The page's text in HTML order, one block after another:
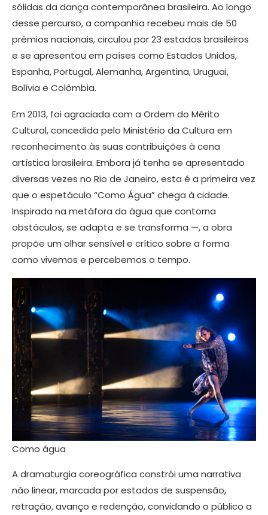
sólidas da dança contemporânea brasileira. Ao longo
desse percurso, a companhia recebeu mais de 50
prêmios nacionais, circulou por 23 estados brasileiros
e se apresentou em países como Estados Unidos,
Espanha, Portugal, Alemanha, Argentina, Uruguai,
Bolívia e Colômbia.
Em 2013, foi agraciada com a Ordem do Mérito
Cultural, concedida pelo Ministério da Cultura em
reconhecimento às suas contribuições à cena
artística brasileira. Embora já tenha se apresentado
diversas vezes no Rio de Janeiro, esta é a primeira vez
que o espetáculo “Como Água” chega à cidade.
Inspirada na metáfora da água que contorna
obstáculos, se adapta e se transforma —, a obra
propõe um olhar sensível e crítico sobre a forma
como vivemos e percebemos o tempo.
Como água
A dramaturgia coreográfica constrói uma narrativa
não linear, marcada por estados de suspensão,
retração, avanço e redenção, convidando o público a